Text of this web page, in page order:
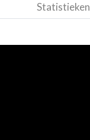
Statistieken